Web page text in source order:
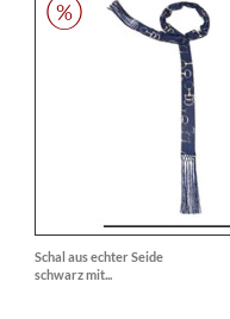
Schal aus echter Seide
schwarz mit...